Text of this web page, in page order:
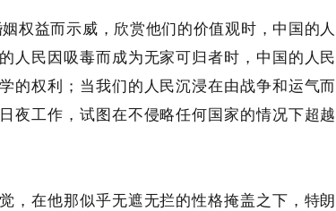
权益而示威，欣赏他们的价值观时，中国的人
人民因吸毒而成为无家可归者时，中国的人民
的权利；当我们的人民沉浸在由战争和运气而
夜工作，试图在不侵略任何国家的情况下超越
，在他那似乎无遮无拦的性格掩盖之下，特朗